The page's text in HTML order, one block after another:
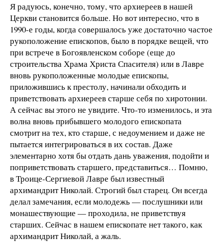
Я радуюсь, конечно, тому, что архиереев в нашей
Церкви становится больше. Но вот интересно, что в
1990‑е годы, когда совершалось уже достаточно частое
рукоположение епископов, было в порядке вещей, что
при встрече в Богоявленском соборе (еще до
строительства Храма Христа Спасителя) или в Лавре
вновь рукоположенные молодые епископы,
приложившись к престолу, начинали обходить и
приветствовать архиереев старше себя по хиротонии.
А сейчас вы этого не увидите. Что-то изменилось, и эта
волна вновь прибывшего молодого епископата
смотрит на тех, кто старше, с недоумением и даже не
пытается интегрироваться в их состав. Даже
элементарно хотя бы отдать дань уважения, подойти и
поприветствовать старшего, представиться… Помню,
в Троице­-Сергиевой Лавре был известный
архимандрит Николай. Строгий был старец. Он всегда
делал замечания, если молодежь — послушники или
монашествующие — проходила, не приветствуя
старших. Сейчас в нашем епископате нет такого, как
архимандрит Николай, а жаль.